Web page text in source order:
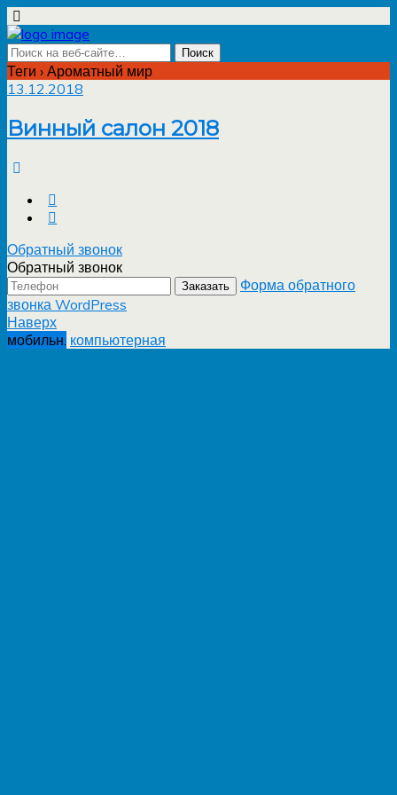
Теги › Ароматный мир
13.12.2018
Винный салон 2018
Обратный звонок
Обратный звонок
Заказать
Форма обратного
звонка WordPress
Наверх
мобильн. компьютерная